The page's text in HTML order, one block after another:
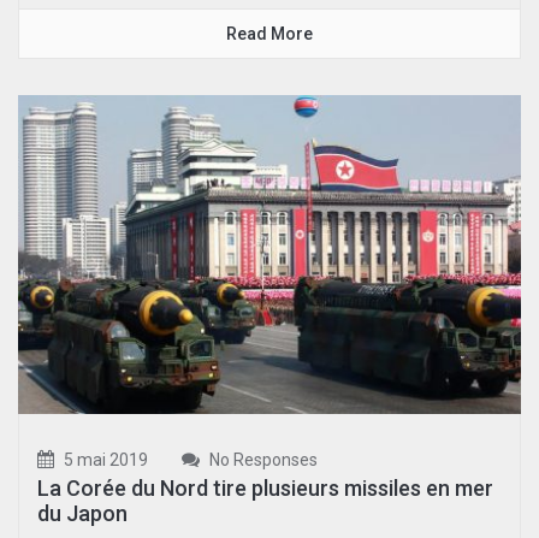
Read More
5 mai 2019 No Responses
La Corée du Nord tire plusieurs missiles en mer
du Japon